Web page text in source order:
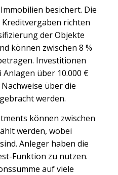
besichert. Die
richten
der Objekte
können zwischen 8 %
Investitionen
Anlagen über 10.000 €
über die
werden.
können zwischen
werden, wobei
Anleger haben die
Funktion zu nutzen.
auf viele